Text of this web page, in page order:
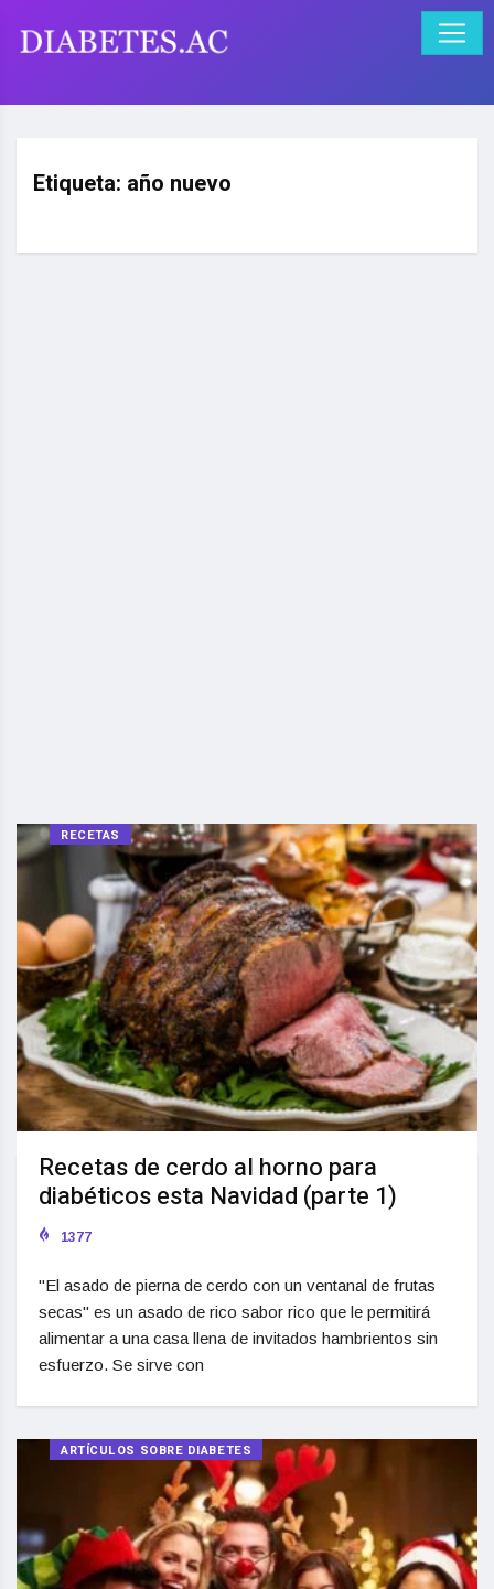
Etiqueta: año nuevo
RECETAS
Recetas de cerdo al horno para
diabéticos esta Navidad (parte 1)
1377
"El asado de pierna de cerdo con un ventanal de frutas
secas" es un asado de rico sabor rico que le permitirá
alimentar a una casa llena de invitados hambrientos sin
esfuerzo. Se sirve con
ARTÍCULOS SOBRE DIABETES